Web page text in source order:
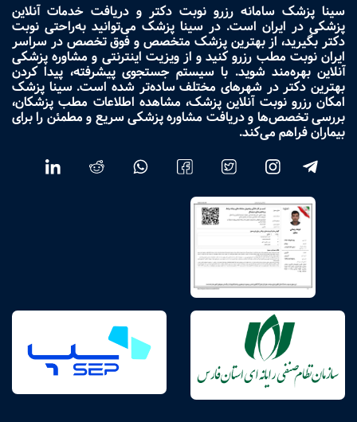
سینا پزشک سامانه رزرو نوبت دکتر و دریافت خدمات آنلاین
پزشکی در ایران است. در سینا پزشک می‌توانید به‌راحتی نوبت
دکتر بگیرید، از بهترین پزشک متخصص و فوق تخصص در سراسر
ایران نوبت مطب رزرو کنید و از ویزیت اینترنتی و مشاوره پزشکی
آنلاین بهره‌مند شوید. با سیستم جستجوی پیشرفته، پیدا کردن
بهترین دکتر در شهرهای مختلف ساده‌تر شده است. سینا پزشک
امکان رزرو نوبت آنلاین پزشک، مشاهده اطلاعات مطب پزشکان،
بررسی تخصص‌ها و دریافت مشاوره پزشکی سریع و مطمئن را برای
بیماران فراهم می‌کند.